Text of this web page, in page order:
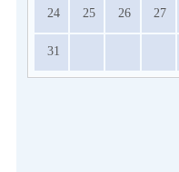
24 25 26 27
31